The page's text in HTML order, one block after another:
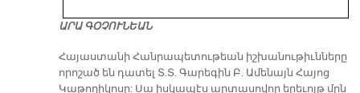
ԱՐԱ ԳՕՉՈՒՆԵԱՆ
​Հայաստանի Հանրապետութեան իշխանութիւնները
որոշած են դատել Տ.Տ. Գարեգին Բ. Ամենայն Հայոց
Կաթողիկոսը: Սա իսկապէս արտասովոր երեւոյթ մըն